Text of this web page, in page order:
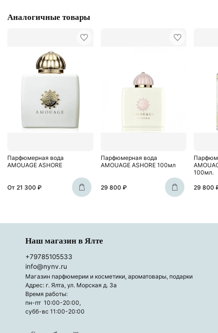
Аналогичные товары
Парфюмерная вода
AMOUAGE ASHORE
От 21 300 ₽
Парфюмерная вода
AMOUAGE ASHORE 100мл
29 800 ₽
100мл.
29 800
Наш магазин в Ялте
+79785105533
info@nynv.ru
Магазин парфюмерии и косметики, ароматовары, подарки
Адрес: г. Ялта, ул. Морская д. 3а
Время работы:
пн-пт 10:00-20:00,
субб-вс 11:00-20:00